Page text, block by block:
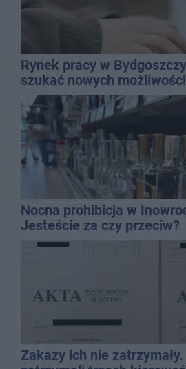
Rynek pracy w
szukać nowych
Nocna prohibicja w
Jesteście za czy przeciw?
Zakazy ich nie